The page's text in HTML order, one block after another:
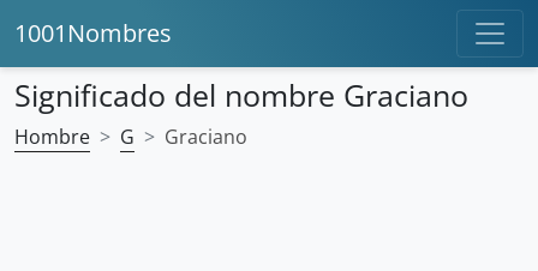
1001Nombres
Significado del nombre Graciano
Hombre G Graciano